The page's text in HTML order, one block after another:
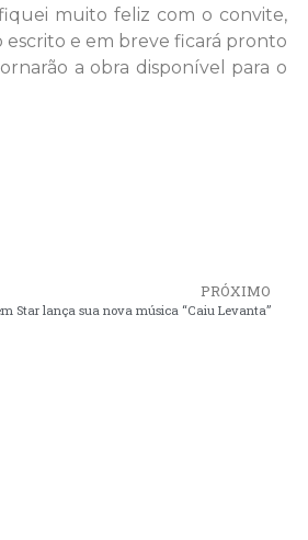
muito feliz com o convite,
escrito e em breve ficará pronto
a obra disponível para o
PRÓXIMO
Star lança sua nova música “Caiu Levanta”